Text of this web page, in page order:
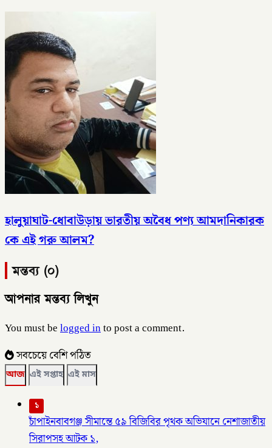
হালুয়াঘাট-ধোবাউড়ায় ভারতীয় অবৈধ পণ্য আমদানিকারক
কে এই গরু আলম?
মন্তব্য (০)
আপনার মন্তব্য লিখুন
You must belogged into post a comment.
সবচেয়ে বেশি পঠিত
আজ এই সপ্তাহ এই মাস
১
চাঁপাইনবাবগঞ্জ সীমান্তে ৫৯ বিজিবির পৃথক অভিযানে নেশাজাতীয়
সিরাপসহ আটক ১,